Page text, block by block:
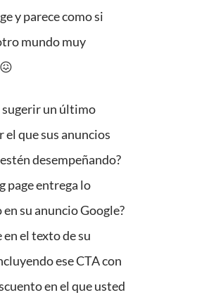
y parece como si
mundo muy
sugerir un último
que sus anuncios
desempeñando?
page entrega lo
su anuncio Google?
en el texto de su
ese CTA con
en el que usted